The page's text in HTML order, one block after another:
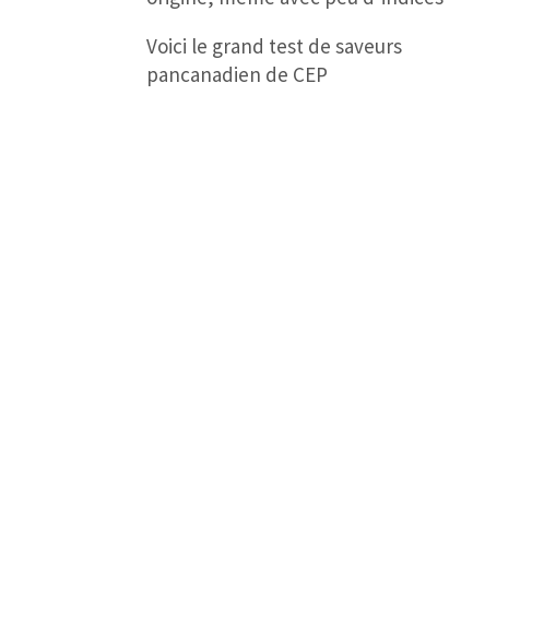
Voici le grand test de saveurs
pancanadien de CEP